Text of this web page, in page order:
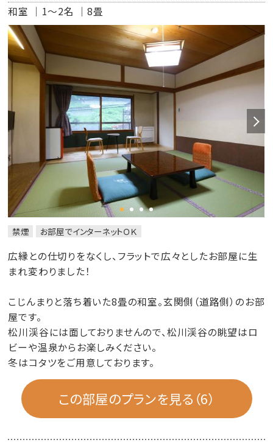
和室 1～2名 8畳
禁煙 お部屋でインターネットＯＫ
広縁との仕切りをなくし、フラットで広々としたお部屋に生
まれ変わりました！
こじんまりと落ち着いた8畳の和室。玄関側（道路側）のお部
屋です。
松川渓谷には面しておりませんので、松川渓谷の眺望はロ
ビーや温泉からお楽しみください。
冬はコタツをご用意しております。
この部屋のプランを見る（6）